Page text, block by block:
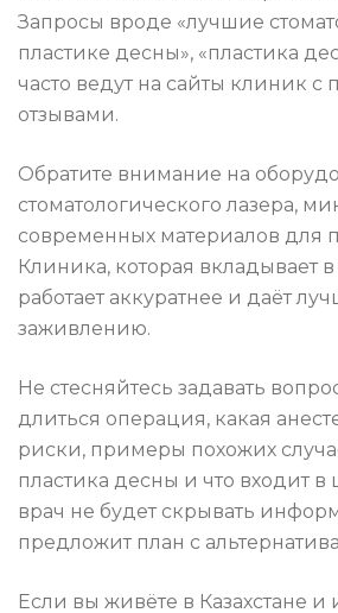
Запросы вроде «лучшие
пластике десны», «пластика
часто ведут на сайты клиник с
отзывами.
Обратите внимание на
стоматологического лазера,
современных материалов для
Клиника, которая вкладывает
работает аккуратнее и даёт
заживлению.
Не стесняйтесь задавать
длиться операция, какая
риски, примеры похожих
пластика десны и что входит
врач не будет скрывать
предложит план с
Если вы живёте в Казахстане и